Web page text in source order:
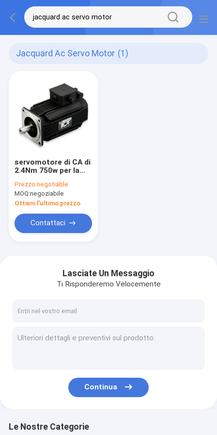
Jacquard Ac Servo Motor (1)
servomotore di CA di
2.4Nm 750w per la
jacquard
Prezzo:negotiable
MOQ:negoziabile
Ottieni l'ultimo prezzo
Contattaci
Lasciate Un Messaggio
Ti Risponderemo Velocemente
Continua
Le Nostre Categorie